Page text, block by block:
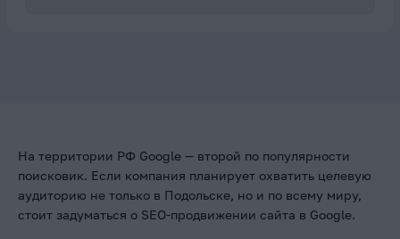
На территории РФ Google — второй по популярности
поисковик. Если компания планирует охватить целевую
аудиторию не только в Подольске, но и по всему миру,
стоит задуматься о SEO-продвижении сайта в Google.